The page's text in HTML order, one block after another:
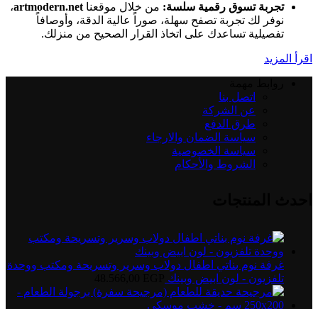
تجربة تسوق رقمية سلسة: من خلال موقعنا artmodern.net،
نوفر لك تجربة تصفح سهلة، صوراً عالية الدقة، وأوصافاً
تفصيلية تساعدك على اتخاذ القرار الصحيح من منزلك.
اقرأ المزيد
اتصل بنا
عن الشركة
طرق الدفع
سياسة الضمان والارجاء
سياسة الخصوصية
الشروط والأحكام
غرفة نوم بناتي اطفال دولاب وسرير وتسريحة ومكتب ووحدة
تلفزيون - لون ابيض وبينك